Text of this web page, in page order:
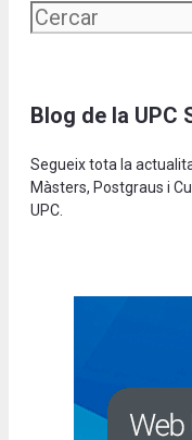
Blog de la UPC
Segueix tota la
Màsters, Postgraus i
UPC.